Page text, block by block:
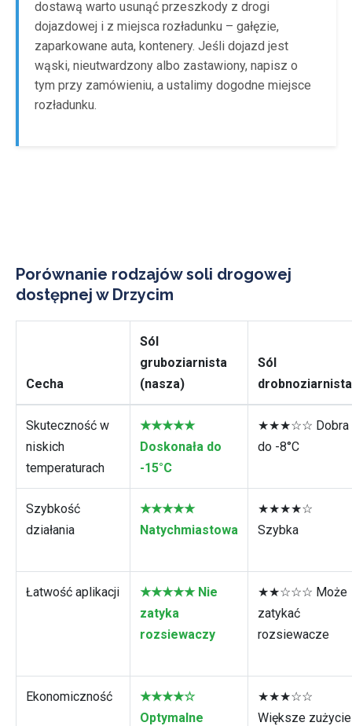
dostawą warto usunąć przeszkody z drogi
dojazdowej i z miejsca rozładunku – gałęzie,
zaparkowane auta, kontenery. Jeśli dojazd jest
wąski, nieutwardzony albo zastawiony, napisz o
tym przy zamówieniu, a ustalimy dogodne miejsce
rozładunku.
Porównanie rodzajów soli drogowej
dostępnej w Drzycim
Cecha
Sól
gruboziarnista
(nasza)
Sól
drobnoziarnista
Skuteczność w
niskich
temperaturach
★★★★★
Doskonała do
-15°C
★★★☆☆ Dobra
do -8°C
Szybkość
działania
★★★★★
Natychmiastowa
★★★★☆
Szybka
Łatwość aplikacji
★★★★★ Nie
zatyka
rozsiewaczy
★★☆☆☆ Może
zatykać
rozsiewacze
Ekonomiczność
★★★★☆
Optymalne
★★★☆☆
Większe zużycie